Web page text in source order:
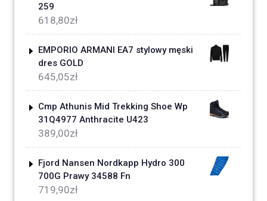
259
618,80zł
EMPORIO ARMANI EA7 stylowy męski
dres GOLD
645,05zł
Cmp Athunis Mid Trekking Shoe Wp
31Q4977 Anthracite U423
389,00zł
Fjord Nansen Nordkapp Hydro 300
700G Prawy 34588 Fn
719,90zł